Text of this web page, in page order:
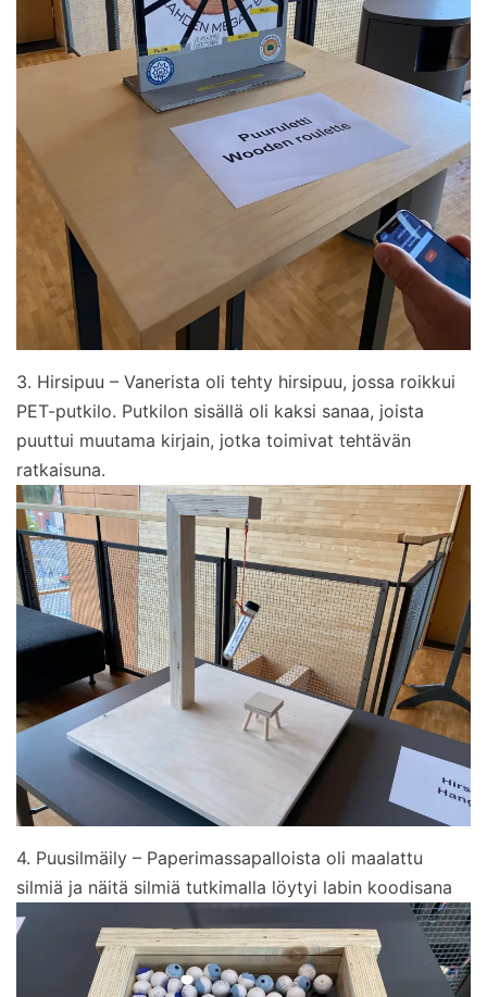
3. Hirsipuu – Vanerista oli tehty hirsipuu, jossa roikkui
PET-putkilo. Putkilon sisällä oli kaksi sanaa, joista
puuttui muutama kirjain, jotka toimivat tehtävän
ratkaisuna.
4. Puusilmäily – Paperimassapalloista oli maalattu
silmiä ja näitä silmiä tutkimalla löytyi labin koodisana